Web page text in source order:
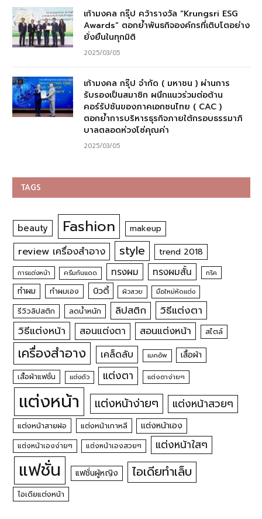
เก้ามงคล กรุ๊ป คว้ารางวัล “Krungsri ESG
Awards” ตอกย้ำพันธกิจองค์กรที่เติบโตอย่าง
ยั่งยืนในทุกมิติ
2025/03/05
เก้ามงคล กรุ๊ป จำกัด ( มหาชน ) ผ่านการ
รับรองเป็นสมาชิก ผนึกแนวร่วมต่อต้าน
คอร์รัปชันของภาคเอกชนไทย ( CAC )
ตอกย้ำการบริหารธุรกิจภายใต้กรอบธรรมาภิ
บาลตลอดห่วงโซ่คุณค่า
2025/03/05
TAGS
beauty Fashion makeup
review เครื่องสำอาง style trend 2018
การแต่งหน้า ครีมกันแดด ทรงผม ทรงผมสั้น ทริค
ทำผม ทำผมเอง บิวตี้ ผิวสวย มือใหม่หัดแต่ง
รีวิวลิปสติก ลดน้ำหนัก ลิปสติก
วิธีแต่งตา
วิธีแต่งหน้า
สอนแต่งตา สอนแต่งหน้า สไตล์
เครื่องสำอาง เคล็ดลับ เมคอัพ เสื้อผ้า
เสื้อผ้าแฟชั่น แต่งตัว แต่งตา แต่งตาง่ายๆ
แต่งหน้า แต่งหน้าง่ายๆ แต่งหน้าสวยๆ
แต่งหน้าสายฝอ แต่งหน้าเกาหลี แต่งหน้าเอง
แต่งหน้าเองง่ายๆ แต่งหน้าเองสวยๆ แต่งหน้าใสๆ
แฟชั่น แฟชั่นผู้หญิง ไอเดียทำเล็บ
ไอเดียแต่งหน้า